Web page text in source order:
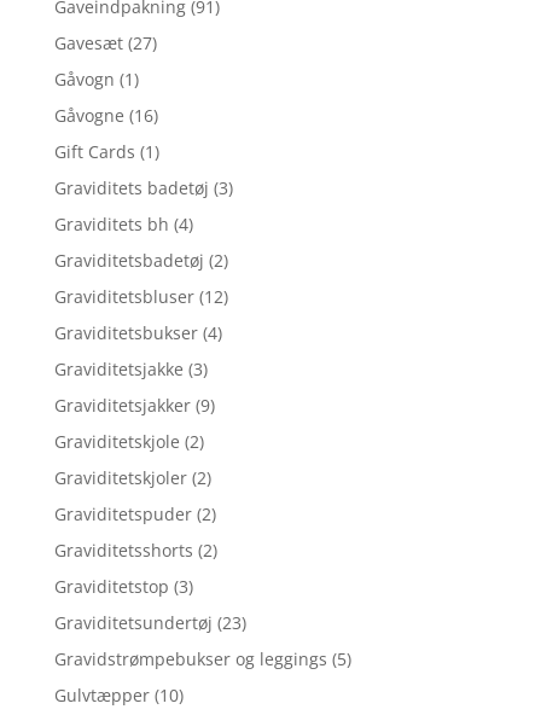
Gaveindpakning (91)
Gavesæt (27)
Gåvogn (1)
Gåvogne (16)
Gift Cards (1)
Graviditets badetøj (3)
Graviditets bh (4)
Graviditetsbadetøj (2)
Graviditetsbluser (12)
Graviditetsbukser (4)
Graviditetsjakke (3)
Graviditetsjakker (9)
Graviditetskjole (2)
Graviditetskjoler (2)
Graviditetspuder (2)
Graviditetsshorts (2)
Graviditetstop (3)
Graviditetsundertøj (23)
Gravidstrømpebukser og leggings (5)
Gulvtæpper (10)